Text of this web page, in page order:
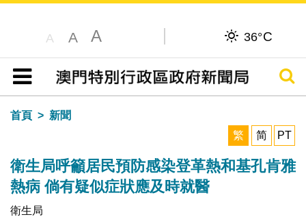
A A A 36°C
目錄
搜尋
首頁
新聞
繁
简 PT
衛生局呼籲居民預防感染登革熱和基孔肯雅
熱病 倘有疑似症狀應及時就醫
衛生局